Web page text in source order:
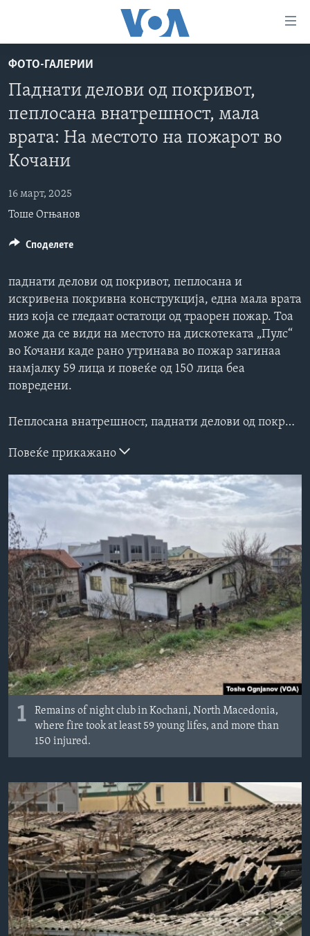
пристапност
на
главната
содржина
Премини
до
за
навигација
Пребарувај
РУБРИКИ
ЕКОНОМИЈА
ЗДРАВЈЕ
УМЕТНОСТ И ЗАБАВА
ИНТЕРВЈУА
ФОТОГАЛЕРИИ
ДОКУМЕНТАРЦИ
NEWSFLASH - АРХИВА
ИЗБОРИ ВО САД 2020 - АРХИВА
ЗА НАС
Learning English
Јазици
ФОТО-ГАЛЕРИИ
Паднати делови од покривот,
пеплосана внатрешност, мала
врата: На местото на пожарот во
Кочани
16 март, 2025
Тоше Огњанов
паднати делови од покривот, пеплосана и
искривена покривна конструкција, една мала врата
низ која се гледаат остатоци од траорен пожар. Тоа
може да се види на местото на дискотеката „Пулс“
во Кочани каде рано утринава во пожар загинаа
намјалку 59 лица и повеќе од 150 лица беа
повредени.
Пеплосана внатрешност, паднати делови од покривот, пеплосана и искривена покривна конструкција, една мала врата низ која се гледаат остатоци од траорен пожар. Тоа може да се види на местото на дискотеката „Пулс“ во Кочани каде рано утринава во пожар загинаа намјалку 59 лица и повеќе од 150 лица беа повредени.
Повеќе прикажано
1
Remains of night club in Kochani, North Macedonia,
where fire took at least 59 young lifes, and more than
150 injured.
Споделете